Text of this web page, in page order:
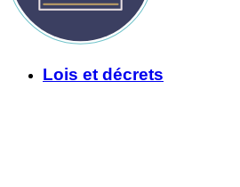
Lois et décrets